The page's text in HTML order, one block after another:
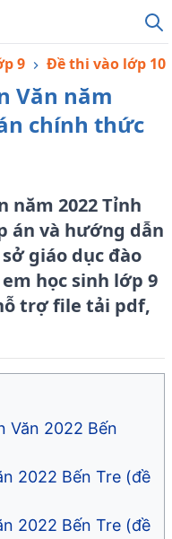
9 Đề thi vào lớp 10
Văn năm
chính thức
năm 2022 Tỉnh
án và hướng dẫn
giáo dục đào
học sinh lớp 9
trợ file tải pdf,
Văn 2022 Bến
2022 Bến Tre (đề
2022 Bến Tre (đề